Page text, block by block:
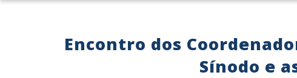
Encontro dos
Sínodo e